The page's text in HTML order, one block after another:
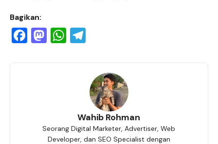
Bagikan:
F
c
M
st
n
W
at
p
e
gr
a
m
Wahib Rohman
Seorang Digital Marketer, Advertiser, Web
Developer, dan SEO Specialist dengan